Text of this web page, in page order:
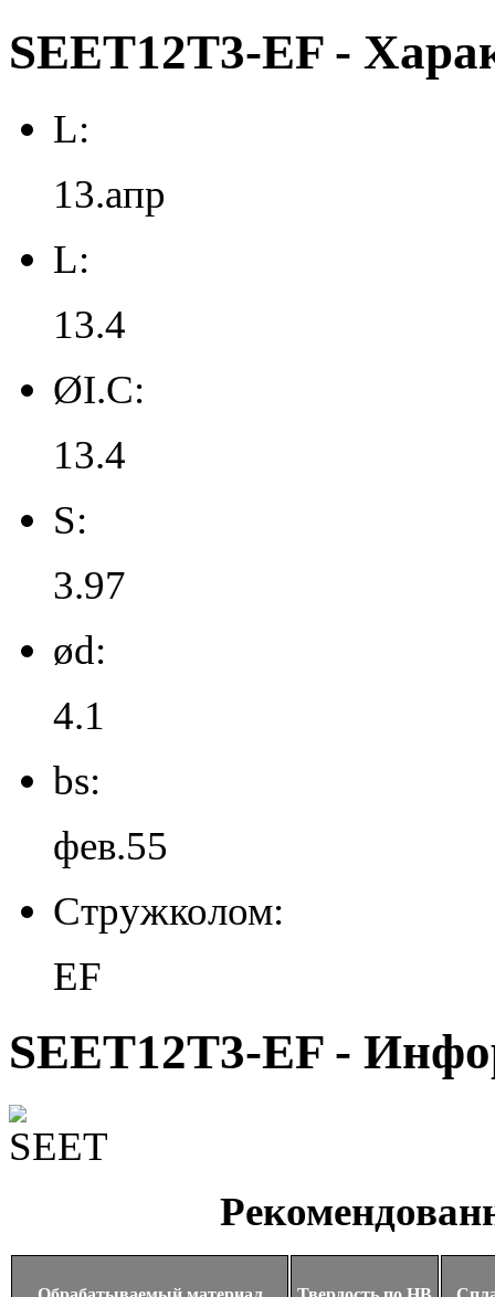
SEET12T3-EF -
L:
13.апр
L:
13.4
ØI.C:
13.4
S:
3.97
ød:
4.1
bs:
фев.55
Стружколом:
EF
SEET12T3-EF -